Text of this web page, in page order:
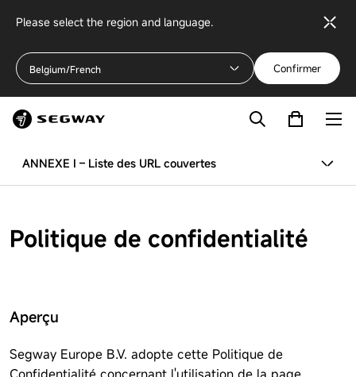
Please select the region and language.
Belgium/French Confirmer
ANNEXE I – Liste des URL couvertes
Politique de confidentialité
Aperçu
Segway Europe B.V. adopte cette Politique de